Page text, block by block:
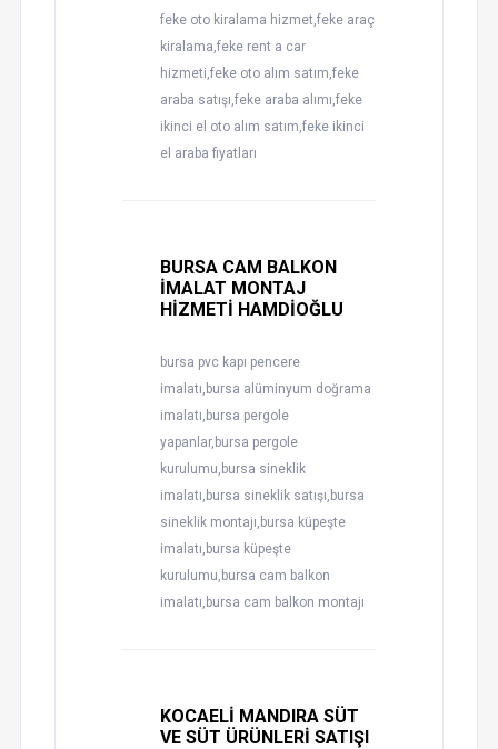
feke oto kiralama hizmet,feke araç
kiralama,feke rent a car
hizmeti,feke oto alım satım,feke
araba satışı,feke araba alımı,feke
ikinci el oto alım satım,feke ikinci
el araba fiyatları
BURSA CAM BALKON
İMALAT MONTAJ
HİZMETİ HAMDİOĞLU
bursa pvc kapı pencere
imalatı,bursa alüminyum doğrama
imalatı,bursa pergole
yapanlar,bursa pergole
kurulumu,bursa sineklik
imalatı,bursa sineklik satışı,bursa
sineklik montajı,bursa küpeşte
imalatı,bursa küpeşte
kurulumu,bursa cam balkon
imalatı,bursa cam balkon montajı
KOCAELİ MANDIRA SÜT
VE SÜT ÜRÜNLERİ SATIŞI